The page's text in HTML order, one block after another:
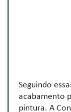
Seguindo
acabamento
pintura. A